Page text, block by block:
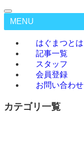
MENU
はぐまつとは
記事一覧
スタッフ
会員登録
お問い合わせ
カテゴリ一覧